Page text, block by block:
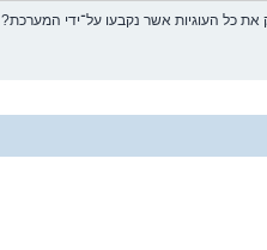
כל העוגיות אשר נקבעו על־ידי המערכת?